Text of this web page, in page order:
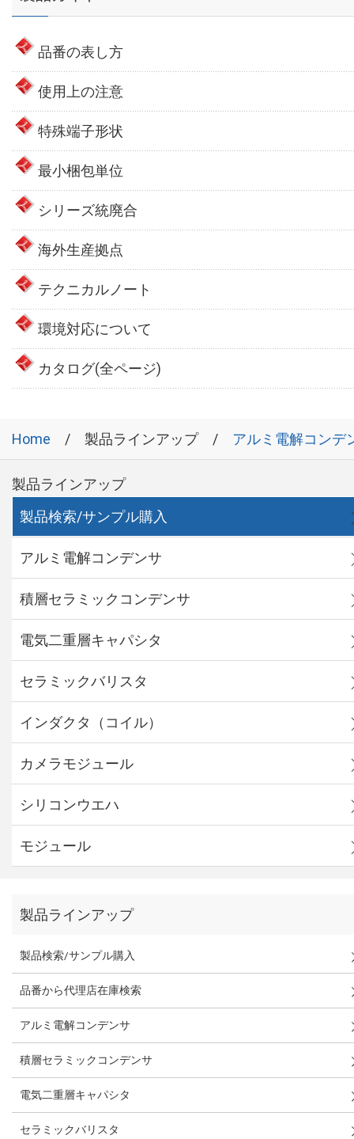
品番の表し方
使用上の注意
特殊端子形状
最小梱包単位
シリーズ統廃合
海外生産拠点
テクニカルノート
環境対応について
カタログ(全ページ)
Home 製品ラインアップ アルミ電解コンデ
製品ラインアップ
製品検索/サンプル購入
アルミ電解コンデンサ
積層セラミックコンデンサ
電気二重層キャパシタ
セラミックバリスタ
インダクタ（コイル）
カメラモジュール
シリコンウエハ
モジュール
製品ラインアップ
製品検索/サンプル購入
品番から代理店在庫検索
アルミ電解コンデンサ
積層セラミックコンデンサ
電気二重層キャパシタ
セラミックバリスタ